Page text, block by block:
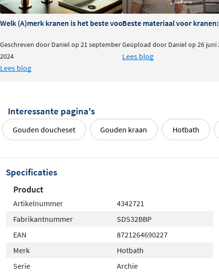
Welk (A)merk kranen is het beste voor je badkamer?
Geschreven door Daniel op 21 september
2024
Lees blog
Beste materiaal voor kranen:
Geüpload door Daniel op 26 juni
Lees blog
Interessante pagina's
Gouden doucheset Gouden kraan Hotbath
Specificaties
Product
Artikelnummer
4342721
Fabrikantnummer
SDS32BBP
EAN
8721264690227
Merk
Hotbath
Serie
Archie